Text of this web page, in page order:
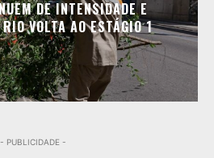
DE INTENSIDADE E
VOLTA AO ESTÁGIO 1
- PUBLICIDADE -